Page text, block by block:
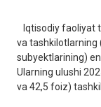
Iqtisodiy faoliyat
va tashkilotlarning
subyektlarining)
Ularning ulushi
va 42,5 foiz)